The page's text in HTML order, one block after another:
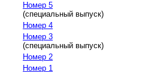
Номер 5
(специальный выпуск)
Номер 4
Номер 3
(специальный выпуск)
Номер 2
Номер 1